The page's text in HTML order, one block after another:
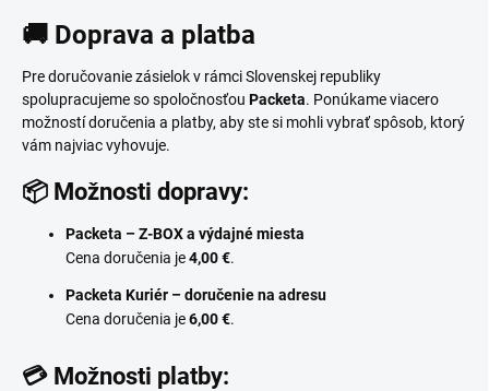
🚚 Doprava a platba
Pre doručovanie zásielok v rámci Slovenskej republiky
spolupracujeme so spoločnosťou Packeta. Ponúkame viacero
možností doručenia a platby, aby ste si mohli vybrať spôsob, ktorý
vám najviac vyhovuje.
📦 Možnosti dopravy:
Packeta – Z-BOX a výdajné miesta
Cena doručenia je4,00 €.
Packeta Kuriér – doručenie na adresu
Cena doručenia je6,00 €.
💳 Možnosti platby: